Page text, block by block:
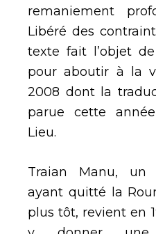
remaniement
Libéré des
texte fait l’objet
pour aboutir à la
2008 dont la
parue cette
Lieu.
Traian Manu, un
ayant quitté la
plus tôt, revient en